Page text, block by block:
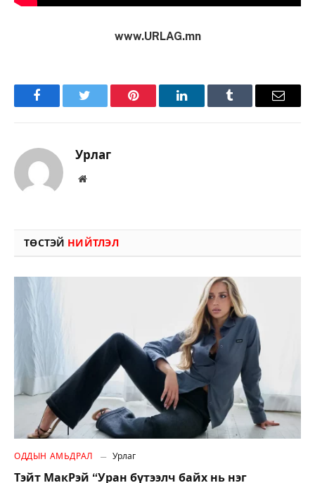
www.URLAG.mn
FacebookTwitter Pinterest LinkedInTumblr Имэйл
Урлаг
Вэбсайт
ТӨСТЭЙ НИЙТЛЭЛ
ОДДЫН АМЬДРАЛ Урлаг
Тэйт МакРэй “Уран бүтээлч байх нь нэг